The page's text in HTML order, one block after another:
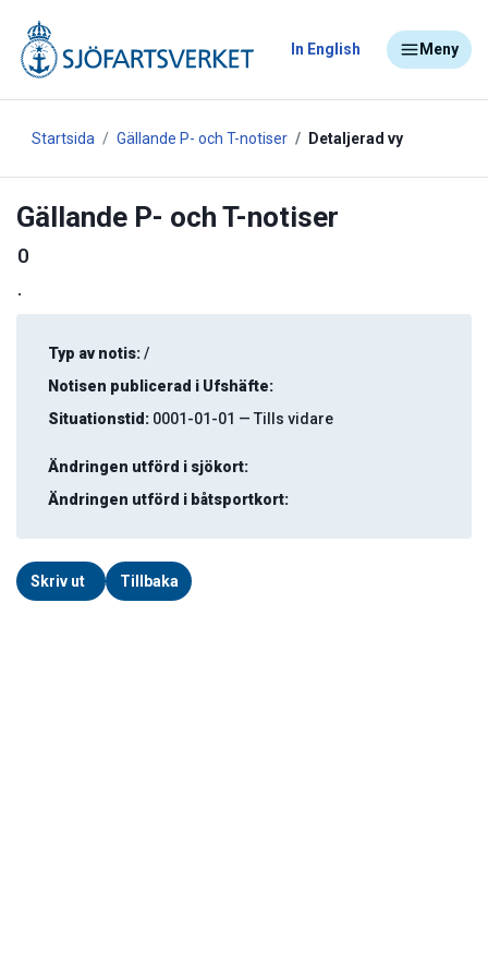
In English Meny
Startsida Gällande P- och T-notiser Detaljerad vy
Gällande P- och T-notiser
0
.
Typ av notis:/
Notisen publicerad i Ufshäfte:
Situationstid: 0001-01-01 — Tills vidare
Ändringen utförd i sjökort:
Ändringen utförd i båtsportkort:
Skriv ut Tillbaka